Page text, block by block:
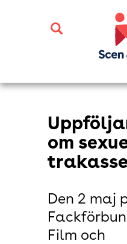
om
Den 2 maj
Film och